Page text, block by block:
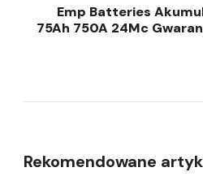
Emp Batteries
75Ah 750A 24Mc
Rekomendowane